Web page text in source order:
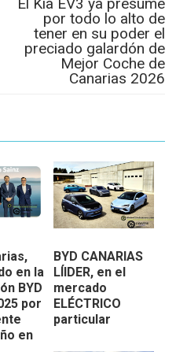
por todo lo alto de
tener en su poder el
preciado galardón de
Mejor Coche de
Canarias 2026
en la
BYD
por
en
BYD CANARIAS
LÍIDER, en el
mercado
ELÉCTRICO
particular